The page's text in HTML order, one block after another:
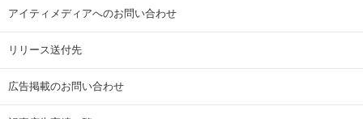
アイティメディアへのお問い合わせ
リリース送付先
広告掲載のお問い合わせ